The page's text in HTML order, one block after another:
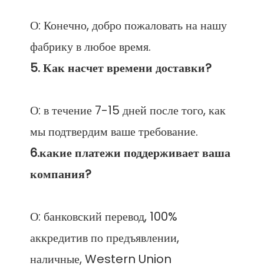
О: Конечно, добро пожаловать на нашу
О: в течение 7-15 дней после того, как
6.какие платежи поддерживает ваша
О: банковский перевод, 100%
аккредитив по предъявлении,
наличные, Western Union